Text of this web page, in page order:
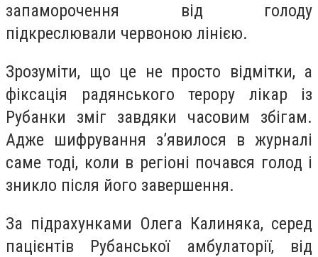
запаморочення від голоду
підкреслювали червоною лінією.
Зрозуміти, що це не просто відмітки, а
фіксація радянського терору лікар із
Рубанки зміг завдяки часовим збігам.
Адже шифрування з’явилося в журналі
саме тоді, коли в регіоні почався голод і
зникло після його завершення.
За підрахунками Олега Калиняка, серед
пацієнтів Рубанської амбулаторії, від